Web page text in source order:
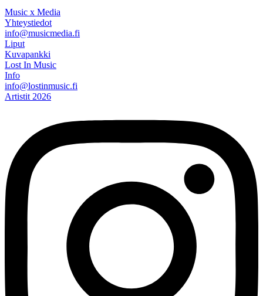
Music x Media
Yhteystiedot
info@musicmedia.fi
Liput
Kuvapankki
Lost In Music
Info
info@lostinmusic.fi
Artistit 2026